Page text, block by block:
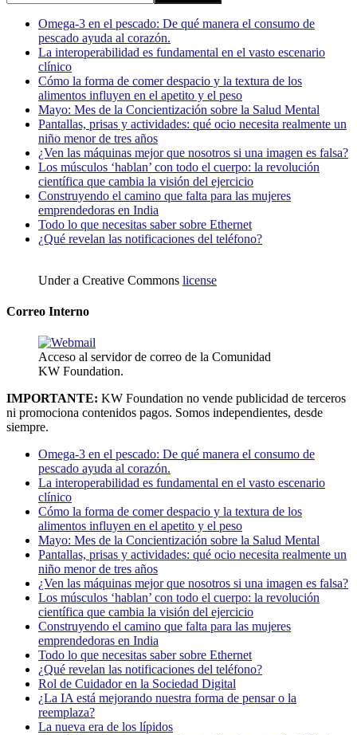
Omega-3 en el pescado: De qué manera el consumo de
pescado ayuda al corazón.
La interoperabilidad es fundamental en el vasto escenario
clínico
Cómo la forma de comer despacio y la textura de los
alimentos influyen en el apetito y el peso
Mayo: Mes de la Concientización sobre la Salud Mental
Pantallas, prisas y actividades: qué ocio necesita realmente un
niño menor de tres años
¿Ven las máquinas mejor que nosotros si una imagen es falsa?
Los músculos ‘hablan’ con todo el cuerpo: la revolución
científica que cambia la visión del ejercicio
Construyendo el camino que falta para las mujeres
emprendedoras en India
Todo lo que necesitas saber sobre Ethernet
¿Qué revelan las notificaciones del teléfono?
Under a Creative Commons license
Correo Interno
Acceso al servidor de correo de la Comunidad
KW Foundation.
IMPORTANTE: KW Foundation no vende publicidad de terceros
ni promociona contenidos pagos. Somos independientes, desde
siempre.
Omega-3 en el pescado: De qué manera el consumo de
pescado ayuda al corazón.
La interoperabilidad es fundamental en el vasto escenario
clínico
Cómo la forma de comer despacio y la textura de los
alimentos influyen en el apetito y el peso
Mayo: Mes de la Concientización sobre la Salud Mental
Pantallas, prisas y actividades: qué ocio necesita realmente un
niño menor de tres años
¿Ven las máquinas mejor que nosotros si una imagen es falsa?
Los músculos ‘hablan’ con todo el cuerpo: la revolución
científica que cambia la visión del ejercicio
Construyendo el camino que falta para las mujeres
emprendedoras en India
Todo lo que necesitas saber sobre Ethernet
¿Qué revelan las notificaciones del teléfono?
Rol de Cuidador en la Sociedad Digital
¿La IA está mejorando nuestra forma de pensar o la
reemplaza?
La nueva era de los lípidos